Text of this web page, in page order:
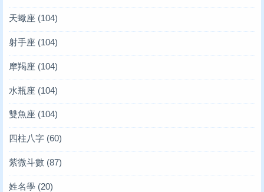
天蠍座 (104)
射手座 (104)
摩羯座 (104)
水瓶座 (104)
雙魚座 (104)
四柱八字 (60)
紫微斗數 (87)
姓名學 (20)